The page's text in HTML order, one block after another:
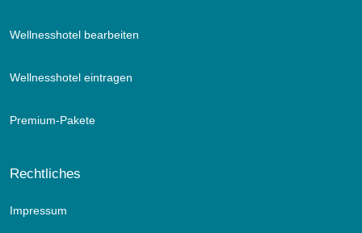
Wellnesshotel bearbeiten
Wellnesshotel eintragen
Premium-Pakete
Rechtliches
Impressum